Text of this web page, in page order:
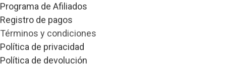
Programa de Afiliados
Registro de pagos
Términos y condiciones
Política de privacidad
Política de devolución